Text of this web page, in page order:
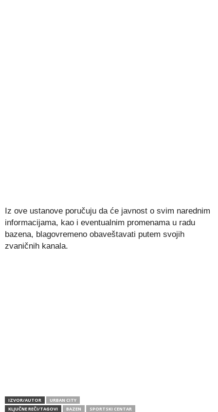
Iz ove ustanove poručuju da će javnost o svim narednim
informacijama, kao i eventualnim promenama u radu
bazena, blagovremeno obaveštavati putem svojih
zvaničnih kanala.
IZVOR/AUTOR
URBAN CITY
KLJUČNE REČI/TAGOVI
BAZEN SPORTSKI CENTAR